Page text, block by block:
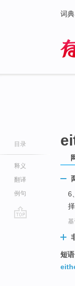
词典
目录
释义
翻译
例句
6
短语